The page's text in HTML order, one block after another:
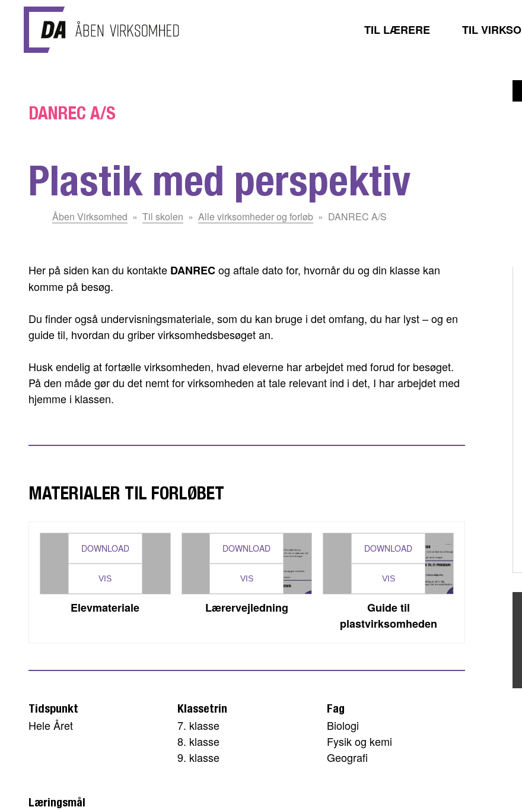
Gå til hovedindhold
TIL LÆRERE
TIL
DANREC A/S
Plastik med perspektiv
Åben Virksomhed Til skolen Alle virksomheder og forløb DANREC A/S
Her på siden kan du kontakte DANRECog aftale dato for, hvornår du og din klasse kan
komme på besøg.
Du finder også undervisningsmateriale, som du kan bruge i det omfang, du har lyst – og en
guide til, hvordan du griber virksomhedsbesøget an.
Husk endelig at fortælle virksomheden, hvad eleverne har arbejdet med forud for besøget.
På den måde gør du det nemt for virksomheden at tale relevant ind i det, I har arbejdet med
hjemme i klassen.
MATERIALER TIL FORLØBET
DOWNLOAD
VIS
Elevmateriale
DOWNLOAD
VIS
Lærervejledning
DOWNLOAD
VIS
Guide til
plastvirksomheden
Tidspunkt
Hele Året
Klassetrin
7. klasse
8. klasse
9. klasse
Fag
Biologi
Fysik og kemi
Geografi
Læringsmål